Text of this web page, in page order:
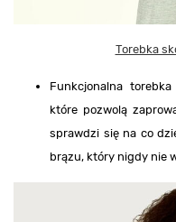
Torebka
Funkcjonalna
które pozwolą
sprawdzi się na co
brązu, który nigdy nie